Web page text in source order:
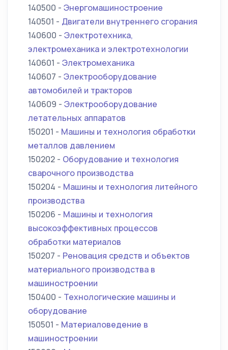
140500 - Энергомашиностроение
140501 - Двигатели внутреннего сгорания
140600 - Электротехника,
электромеханика и электротехнологии
140601 - Электромеханика
140607 - Электрооборудование
автомобилей и тракторов
140609 - Электрооборудование
летательных аппаратов
150201 - Машины и технология обработки
металлов давлением
150202 - Оборудование и технология
сварочного производства
150204 - Машины и технология литейного
производства
150206 - Машины и технология
высокоэффективных процессов
обработки материалов
150207 - Реновация средств и объектов
материального производства в
машиностроении
150400 - Технологические машины и
оборудование
150501 - Материаловедение в
машиностроении